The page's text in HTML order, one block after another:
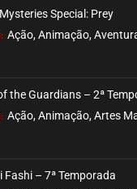
EPISÓDIO 02
EPISÓDIO 01
Special: Prey
Ação, Animação,
the Guardians – 2ª
Ação, Animação, Artes
Fashi – 7ª Temporada